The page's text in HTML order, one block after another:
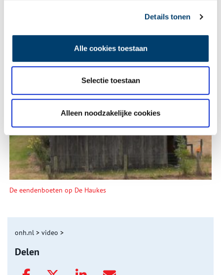
Details tonen
Alle cookies toestaan
Selectie toestaan
Alleen noodzakelijke cookies
De eendenboeten op De Haukes
onh.nl > video >
Delen